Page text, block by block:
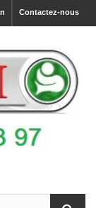
Contactez-nous